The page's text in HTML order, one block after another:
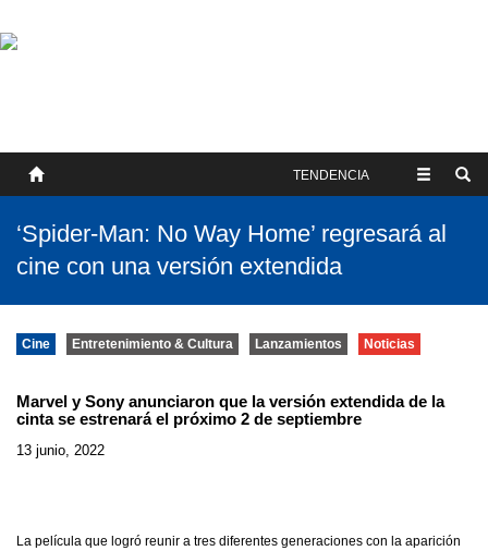
SOBRE NOSOTROS
TENDENCIA
‘Spider-Man: No Way Home’ regresará al
cine con una versión extendida
Cine Entretenimiento & Cultura Lanzamientos Noticias
Marvel y Sony anunciaron que la versión extendida de la
cinta se estrenará el próximo 2 de septiembre
13 junio, 2022
La película que logró reunir a tres diferentes generaciones con la aparición